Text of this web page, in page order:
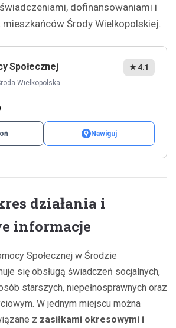
dofinansowaniami i
Środy Wielkopolskiej.
Społecznej
Wielkopolska
★ 4.1
Nawiguj
działania i
informacje
Społecznej w Środzie
się obsługą świadczeń socjalnych,
starszych, niepełnosprawnych oraz
W jednym miejscu można
z zasiłkami okresowymi i